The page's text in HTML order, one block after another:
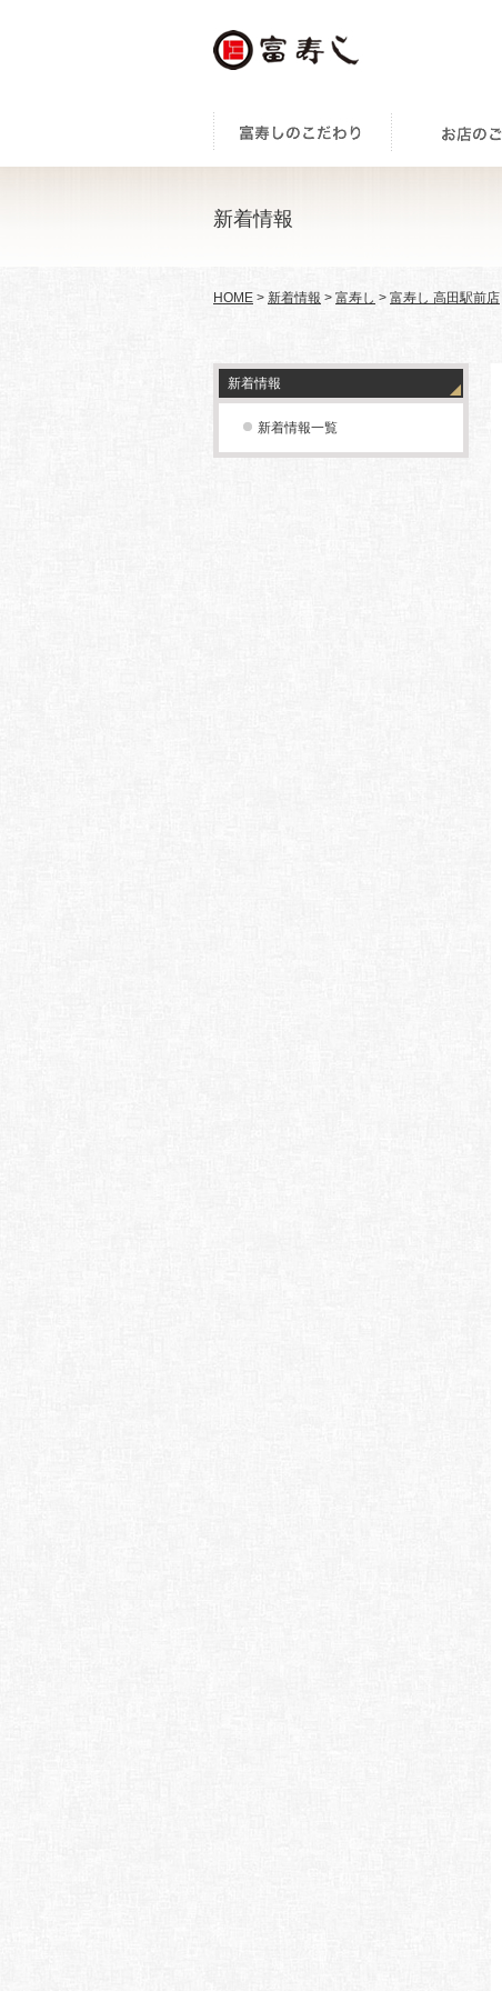
新着情報
HOME > 新着情報 > 富寿し > 富寿し 高田駅前店
新着情報
新着情報一覧